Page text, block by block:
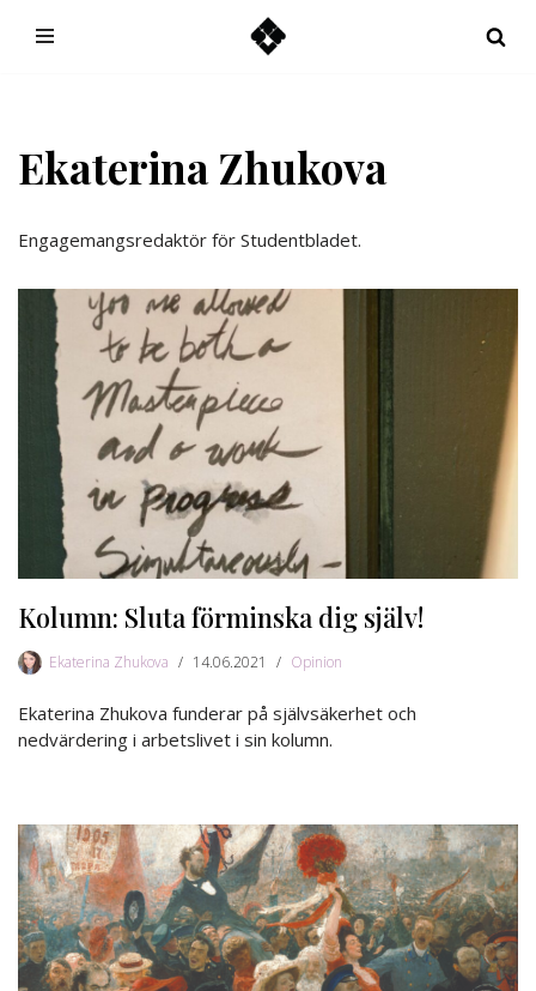
Ekaterina Zhukova
Engagemangsredaktör för Studentbladet.
Kolumn: Sluta förminska dig själv!
Ekaterina Zhukova 14.06.2021 Opinion
Ekaterina Zhukova funderar på självsäkerhet och
nedvärdering i arbetslivet i sin kolumn.